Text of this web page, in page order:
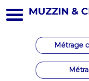
Métrage